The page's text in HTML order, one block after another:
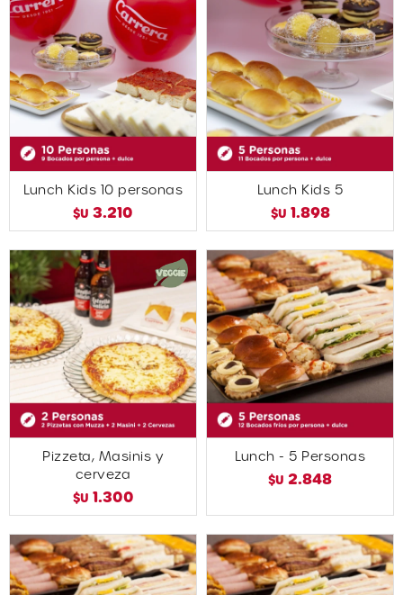
Lunch Kids 10 personas
$U 3.210
Lunch Kids 5
$U 1.898
Pizzeta, Masinis y
cerveza
$U 1.300
Lunch - 5 Personas
$U 2.848